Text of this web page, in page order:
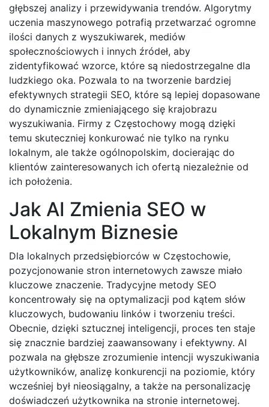
głębszej analizy i przewidywania trendów. Algorytmy
uczenia maszynowego potrafią przetwarzać ogromne
ilości danych z wyszukiwarek, mediów
społecznościowych i innych źródeł, aby
zidentyfikować wzorce, które są niedostrzegalne dla
ludzkiego oka. Pozwala to na tworzenie bardziej
efektywnych strategii SEO, które są lepiej dopasowane
do dynamicznie zmieniającego się krajobrazu
wyszukiwania. Firmy z Częstochowy mogą dzięki
temu skuteczniej konkurować nie tylko na rynku
lokalnym, ale także ogólnopolskim, docierając do
klientów zainteresowanych ich ofertą niezależnie od
ich położenia.
Jak AI Zmienia SEO w
Lokalnym Biznesie
Dla lokalnych przedsiębiorców w Częstochowie,
pozycjonowanie stron internetowych zawsze miało
kluczowe znaczenie. Tradycyjne metody SEO
koncentrowały się na optymalizacji pod kątem słów
kluczowych, budowaniu linków i tworzeniu treści.
Obecnie, dzięki sztucznej inteligencji, proces ten staje
się znacznie bardziej zaawansowany i efektywny. AI
pozwala na głębsze zrozumienie intencji wyszukiwania
użytkowników, analizę konkurencji na poziomie, który
wcześniej był nieosiągalny, a także na personalizację
doświadczeń użytkownika na stronie internetowej.